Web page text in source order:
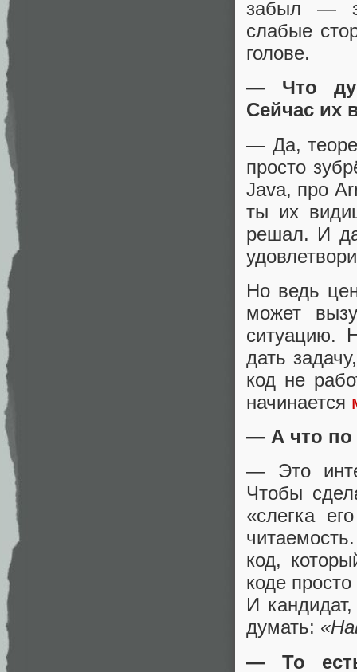
забыл —
слабые
голове.
— Что
Сейчас их
— Да,
просто
Java, про
ты их
решал. И
Но ведь
может
ситуацию.
дать
код не
начинается
— А что по
— Это
Чтобы
«слегка
код,
коде
И
думать:
— То